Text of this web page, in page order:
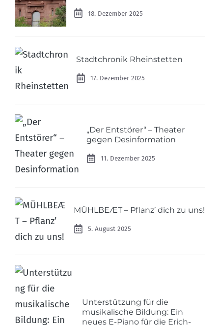
18. Dezember 2025
Stadtchronik Rheinstetten
17. Dezember 2025
„Der Entstörer“ – Theater
gegen Desinformation
11. Dezember 2025
MÜHLBEÆT – Pflanz’ dich zu uns!
5. August 2025
Unterstützung für die
musikalische Bildung: Ein
neues E-Piano für die Erich-